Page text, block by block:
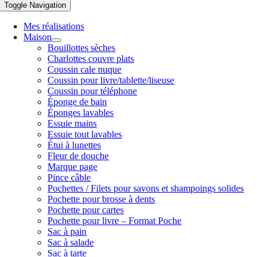
Toggle Navigation
Mes réalisations
Maison
Bouillottes sèches
Charlottes couvre plats
Coussin cale nuque
Coussin pour livre/tablette/liseuse
Coussin pour téléphone
Éponge de bain
Éponges lavables
Essuie mains
Essuie tout lavables
Étui à lunettes
Fleur de douche
Marque page
Pince câble
Pochettes / Filets pour savons et shampoings solides
Pochette pour brosse à dents
Pochette pour cartes
Pochette pour livre – Format Poche
Sac à pain
Sac à salade
Sac à tarte